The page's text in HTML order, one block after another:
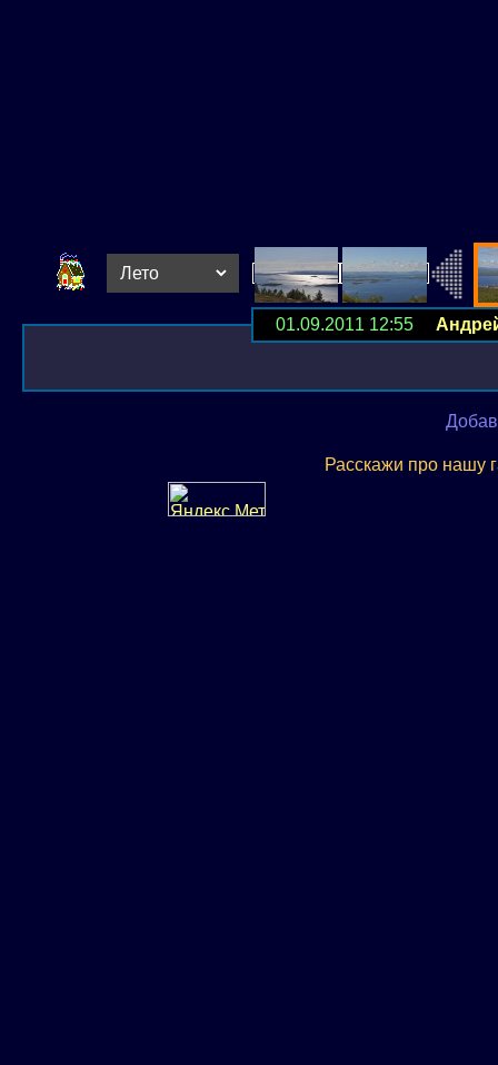
01.09.2011 12:55
Расскажи про нашу